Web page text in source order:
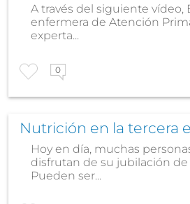
A través del siguiente vídeo,
enfermera de Atención
experta...
0
Nutrición en la tercera
Hoy en día, muchas
disfrutan de su jubilación de
Pueden ser...